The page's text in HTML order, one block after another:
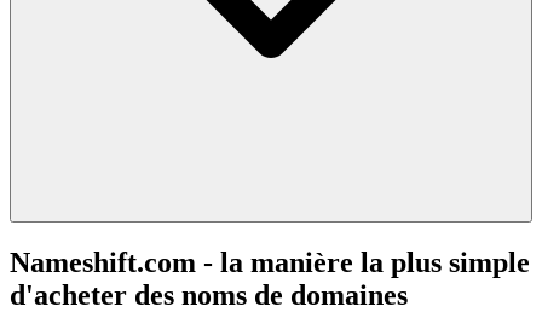
Nameshift.com - la manière la plus simple
d'acheter des noms de domaines